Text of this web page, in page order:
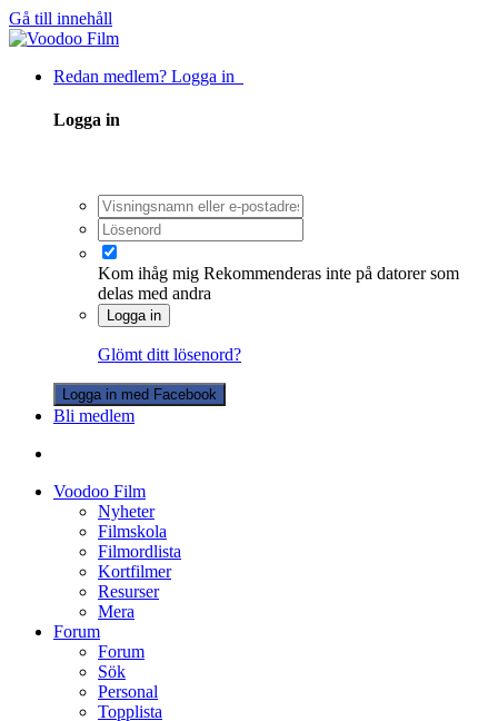
Gå till innehåll
Redan medlem? Logga in
Logga in
Kom ihåg mig Rekommenderas inte på datorer som
delas med andra
Logga in
Glömt ditt lösenord?
Logga in med Facebook
Bli medlem
Voodoo Film
Nyheter
Filmskola
Filmordlista
Kortfilmer
Resurser
Mera
Forum
Forum
Sök
Personal
Topplista